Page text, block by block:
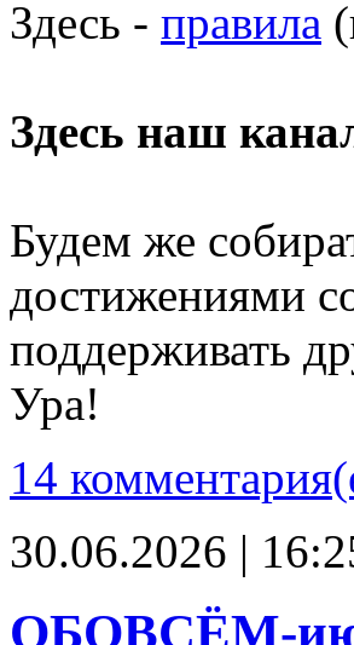
Здесь - правила
Здесь наш
Будем же
достижениями
поддерживать
Ура!
14
30.06.2026 |
ОБОВСЁМ-